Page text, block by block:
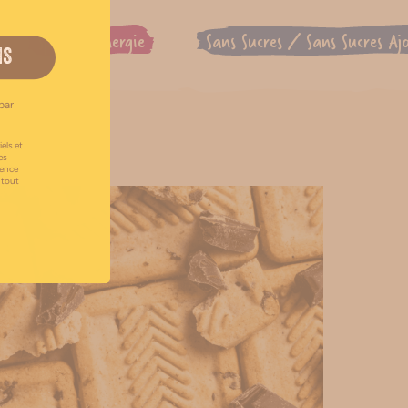
Sport & énergie Sans Sucres / Sans Sucres
et
tout